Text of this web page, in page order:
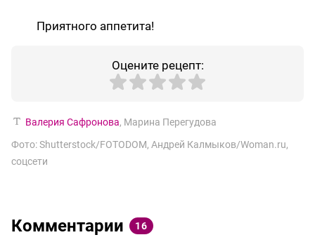
Приятного аппетита!
Оцените рецепт:
Валерия Сафронова, Марина Перегудова
Фото: Shutterstock/FOTODOM, Андрей Калмыков/Woman.ru,
соцсети
Комментарии 16